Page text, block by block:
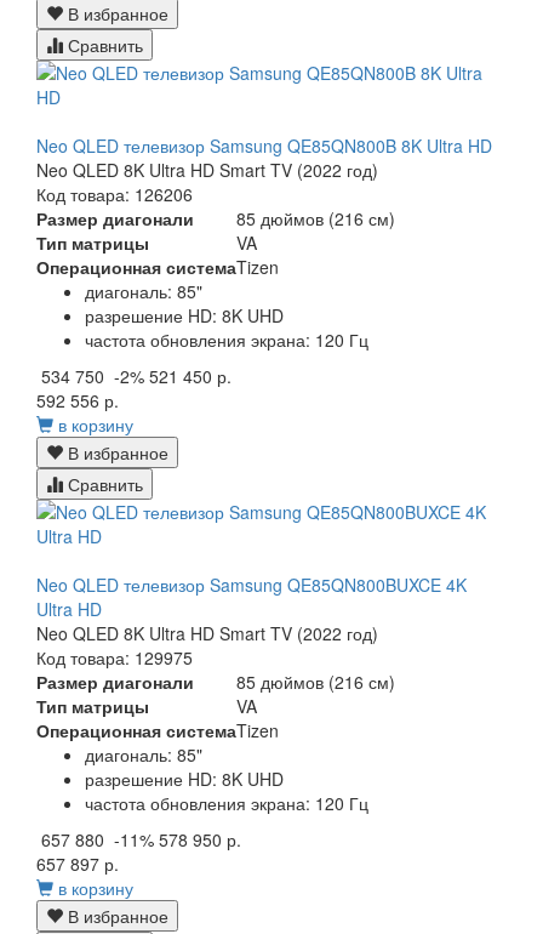
В избранное
Сравнить
Neo QLED телевизор Samsung QE85QN800B 8K Ultra HD
Neo QLED 8K Ultra HD Smart TV (2022 год)
Код товара: 126206
Размер диагонали
85 дюймов (216 см)
Тип матрицы
VA
Операционная системаTizen
диагональ: 85"
разрешение HD: 8K UHD
частота обновления экрана: 120 Гц
534 750 -2% 521 450 р.
592 556 р.
в корзину
В избранное
Сравнить
Neo QLED телевизор Samsung QE85QN800BUXCE 4K
Ultra HD
Neo QLED 8K Ultra HD Smart TV (2022 год)
Код товара: 129975
Размер диагонали
85 дюймов (216 см)
Тип матрицы
VA
Операционная системаTizen
диагональ: 85"
разрешение HD: 8K UHD
частота обновления экрана: 120 Гц
657 880 -11% 578 950 р.
657 897 р.
в корзину
В избранное